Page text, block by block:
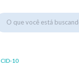
O que você está
CID-10